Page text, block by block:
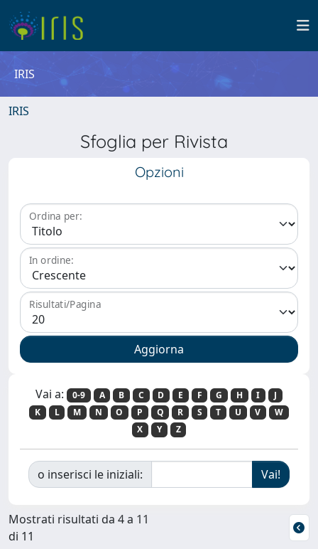
IRIS
IRIS
Sfoglia per Rivista
Opzioni
Ordina per:
In ordine:
Risultati/Pagina
Vai a: 0-9 A B C D E F G H I
J
K
L M N O P Q R S T U V
W
X
Y Z
o inserisci le iniziali:
Mostrati risultati da 4 a 11
di 11